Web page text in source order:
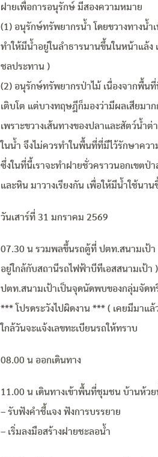
ฝายเพื่อการอนุรักษ์ มีสองความหมาย
(1) อนุรักษ์ทรัพยากรน้ำ โดยขวางทางน้ำ
ทำให้มีน้ำอยู่ในลำธารนานขึ้นในหน้าแล้ง
ชลประทาน )
(2) อนุรักษ์ทรัพยากรป่าไม้ เนื่องจากพื้น
เติบโต แต่บางทฤษฎีก็มองว่ามีผลเสียมา
เพราะขวางเส้นทางของปลาและสัตว์น้ำ
ในน้ำ จึงไม่ควรทำในพื้นที่ที่มีไว้รักษาคว
ซึ่งในที่นี้เราจะทำฝายชั่วคราวนอกเขตป่
และหิน มาวางเรียงกัน เพื่อให้มีน้ำใช้นา
วันเสาร์ที่ 31 มกราคม 2569
07.30 น รวมพลขึ้นรถตู้ที่ ปตท.สนามเป้า
อยู่ใกล้กับสถานีรถไฟฟ้าบีทีเอสสนามเป้า )
ปตท.สนามเป้าเป็นจุดนัดพบของกลุ่มจัดท
*** โปรดระวังไปผิดงาน *** ( เคยมีมาแล้
ใกล้วันจะแจ้งเลขทะเบียนรถให้ทราบ
08.00 น ออกเดินทาง
11.00 น เดินทางเข้าพื้นที่ชุมชน บ้านห้ว
– รับฟังคำชี้แจง ฟังการบรรยาย
– เริ่มลงมือสร้างฝายชะลอน้ำ